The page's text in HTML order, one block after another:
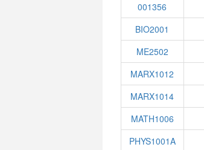
001356
BIO2001
ME2502
MARX1012
MARX1014
MATH1006
PHYS1001A